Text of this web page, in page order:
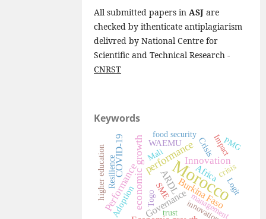
All submitted papers inASJ are
checked by ithenticate antiplagiarism
delivred by National Centre for
Scientific and Technical Research -
CNRST
Keywords
Morocco
performance
economic growth
Performance
Innovation
Burkina Faso
Governance
COVID-19
ARDL Africa
SME
Adoption
crisis
WAEMU Crisis
food security
Mali
management
innovation
Impact
Togo
Logit
trust
Resilience
higher education
PMG